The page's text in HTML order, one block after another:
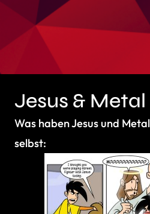
Jesus & Metal
Was haben Jesus und
selbst: